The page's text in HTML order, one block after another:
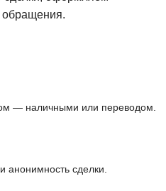
обращения.
— наличными или переводом.
анонимность сделки.